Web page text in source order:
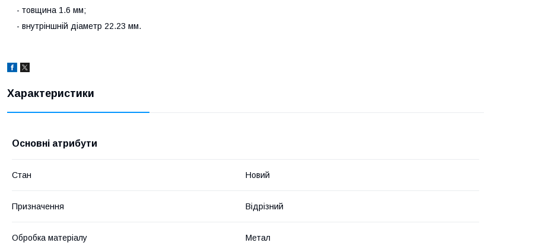
- товщина 1.6 мм;
- внутріншній діаметр 22.23 мм.
Характеристики
Основні атрибути
Стан Новий
Призначення Відрізний
Обробка матеріалу Метал